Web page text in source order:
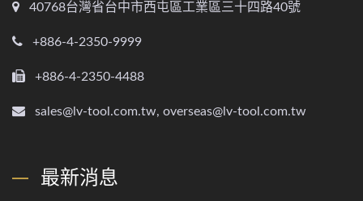
40768台灣省台中市西屯區工業區三十四路40號
+886-4-2350-9999
+886-4-2350-4488
sales@lv-tool.com.tw, overseas@lv-tool.com.tw
最新消息